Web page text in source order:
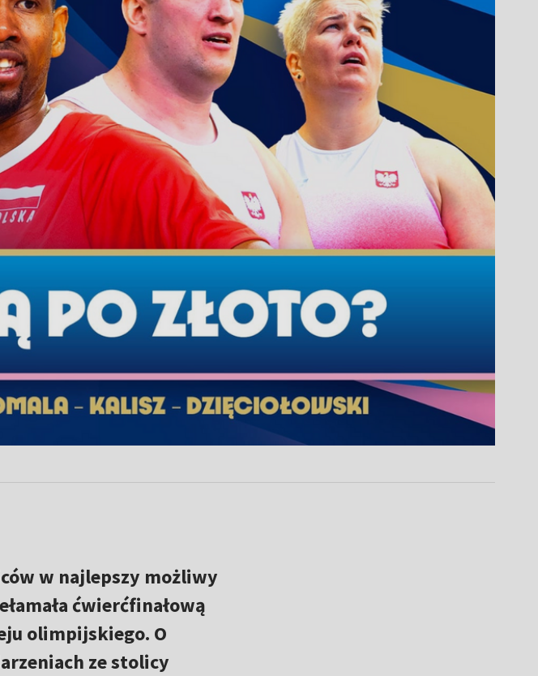
w najlepszy możliwy
ćwierćfinałową
olimpijskiego. O
ze stolicy